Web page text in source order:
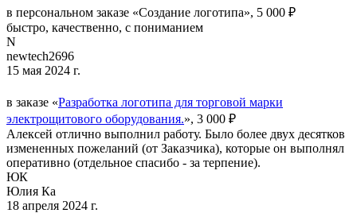
в персональном заказе «Создание логотипа», 5 000 ₽
быстро, качественно, с пониманием
N
newtech2696
15 мая 2024 г.
в заказе «Разработка логотипа для торговой марки
электрощитового оборудования.», 3 000 ₽
Алексей отлично выполнил работу. Было более двух десятков
измененных пожеланий (от Заказчика), которые он выполнял
оперативно (отдельное спасибо - за терпение).
ЮК
Юлия Ка
18 апреля 2024 г.